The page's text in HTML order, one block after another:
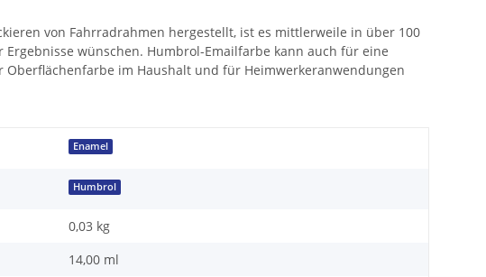
von Fahrradrahmen hergestellt, ist es mittlerweile in über 100
wünschen. Humbrol-Emailfarbe kann auch für eine
im Haushalt und für Heimwerkeranwendungen
Enamel
Humbrol
0,03 kg
14,00 ml